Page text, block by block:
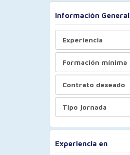
Información General
Experiencia en